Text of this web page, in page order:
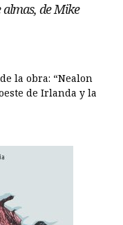
de Mike
la obra: “Nealon
de Irlanda y la